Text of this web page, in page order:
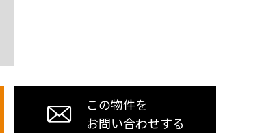
この物件を
お問い合わせする